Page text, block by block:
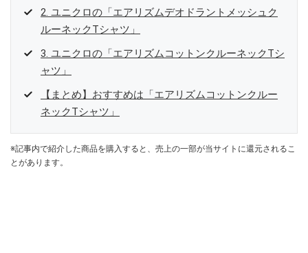
2. ユニクロの「エアリズムデオドラントメッシュク
ルーネックTシャツ」
3. ユニクロの「エアリズムコットンクルーネックTシ
ャツ」
【まとめ】おすすめは「エアリズムコットンクルー
ネックTシャツ」
※記事内で紹介した商品を購入すると、売上の一部が当サイトに還元されるこ
とがあります。